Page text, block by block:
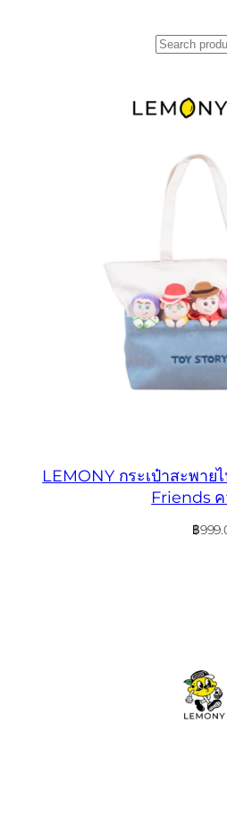
LEMONY กระเป๋าสะพา
Friends
฿